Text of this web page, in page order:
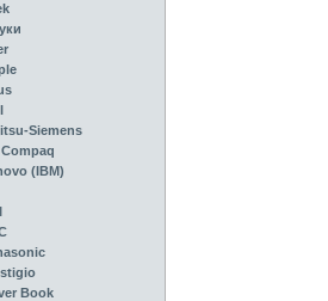
Siemens
Compaq
(IBM)
Book